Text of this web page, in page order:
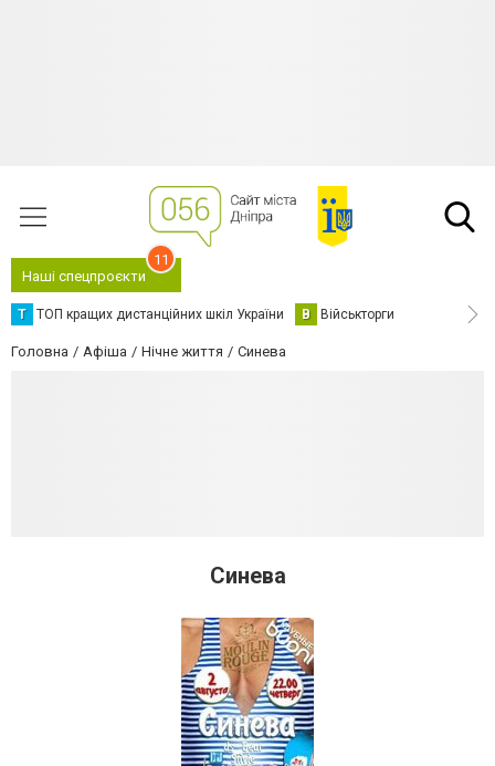
Наші спецпроєкти
11
Т ТОП кращих дистанційних шкіл України В Військторги
Головна Афіша Нічне життя Синева
Синева